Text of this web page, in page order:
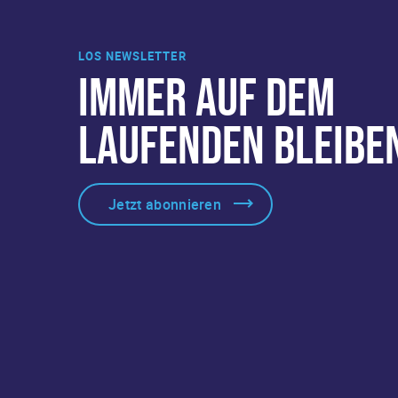
LOS NEWSLETTER
IMMER AUF DEM
LAUFENDEN
Jetzt abonnieren